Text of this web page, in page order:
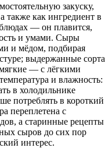
закуску,
также как ингредиент в
— он плавится,
и умами. Сыры
и мёдом, подбирая
выдержанные сорта
— с лёгкими
и влажность:
в холодильнике
потреблять в короткий
переплетена с
а старинные рецепты
сыров до сих пор
интерес.